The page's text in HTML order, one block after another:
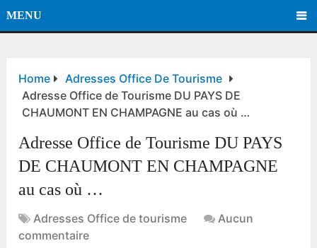
MENU
Home
Adresses Office De Tourisme
Adresse Office de Tourisme DU PAYS DE
CHAUMONT EN CHAMPAGNE au cas où …
Adresse Office de Tourisme DU PAYS
DE CHAUMONT EN CHAMPAGNE
au cas où …
Adresses Office de tourisme
Aucun
commentaire